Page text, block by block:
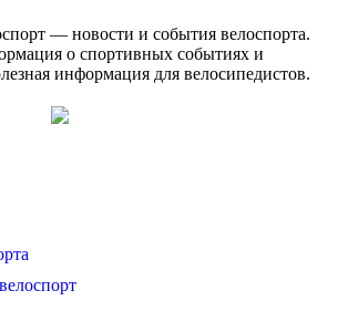
— новости и события велоспорта.
о спортивных событиях и
информация для велосипедистов.